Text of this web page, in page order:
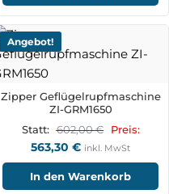
Angebot!
Zipper Geflügelrupfmaschine
ZI-GRM1650
Statt: 602,00€ Preis:
563,30 € inkl. MwSt
In den Warenkorb